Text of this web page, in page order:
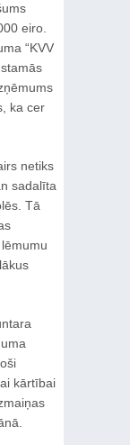
eiro.
“KVV
ka cer
netiks
sadalīta
Tā
kārtībai